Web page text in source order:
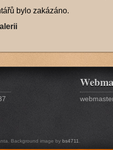
bylo zakázáno.
Background image by bs4711